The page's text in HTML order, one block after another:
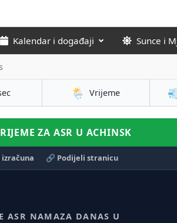
Kalendar i događaji Sunce i
🌦️ Vrijeme
ZA ASR U ACHINSK
🔗 Podijeli stranicu
ASR NAMAZA DANAS U